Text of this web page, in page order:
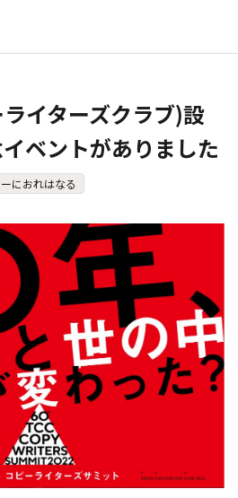
イターズクラブ)設
ベントがありました
におれはなる